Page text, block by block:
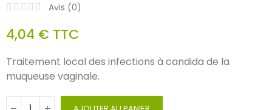
Avis (0)
4,04 € TTC
Traitement local des infections à candida de la
muqueuse vaginale.